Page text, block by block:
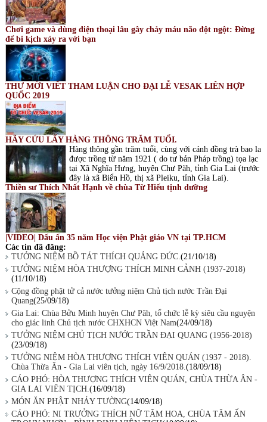
Chơi game và dùng điện thoại lâu gây chảy máu não đột ngột: Đừng
để bi kịch xảy ra với bạn
THƯ MỜI VIẾT THAM LUẬN CHO ĐẠI LỄ VESAK LIÊN HỢP
QUỐC 2019
HÃY CỨU LẤY HÀNG THÔNG TRĂM TUỔI.
Hàng thông gần trăm tuổi, cùng với cánh đồng trà bao la
được trồng từ năm 1921 ( do tư bản Pháp trồng) tọa lạc
tại Xã Nghĩa Hưng, huyện Chư Păh, tỉnh Gia Lai (trước
đây là xã Biển Hồ, thị xã Pleiku, tỉnh Gia Lai).
Thiền sư Thích Nhất Hạnh về chùa Từ Hiếu tịnh dưỡng
|VIDEO| Dấu ấn 35 năm Học viện Phật giáo VN tại TP.HCM
Các tin đã đăng:
TƯỞNG NIỆM BỒ TÁT THÍCH QUẢNG ĐỨC.(21/10/18)
TƯỞNG NIỆM HÒA THƯỢNG THÍCH MINH CẢNH (1937-2018)
(11/10/18)
Cộng đồng phật tử cả nước tưởng niệm Chủ tịch nước Trần Đại
Quang(25/09/18)
Gia Lai: Chùa Bửu Minh huyện Chư Păh, tổ chức lễ kỳ siêu cầu nguyện
cho giác linh Chủ tịch nước CHXHCN Việt Nam(24/09/18)
TƯỞNG NIỆM CHỦ TỊCH NƯỚC TRẦN ĐẠI QUANG (1956-2018)
(23/09/18)
TƯỞNG NIỆM HÒA THƯỢNG THÍCH VIÊN QUÁN (1937 - 2018).
Chùa Thừa Ân - Gia Lai viên tịch, ngày 16/9/2018.(18/09/18)
CÁO PHÓ: HÒA THƯỢNG THÍCH VIÊN QUÁN, CHÙA THỪA ÂN -
GIA LAI VIÊN TỊCH.(16/09/18)
MÓN ĂN PHẬT NHẢY TƯỜNG(14/09/18)
CÁO PHÓ: NI TRƯỞNG THÍCH NỮ TÂM HOA, CHÙA TÂM ẤN